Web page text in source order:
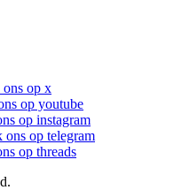
ons op x
op youtube
op instagram
ons op telegram
op threads